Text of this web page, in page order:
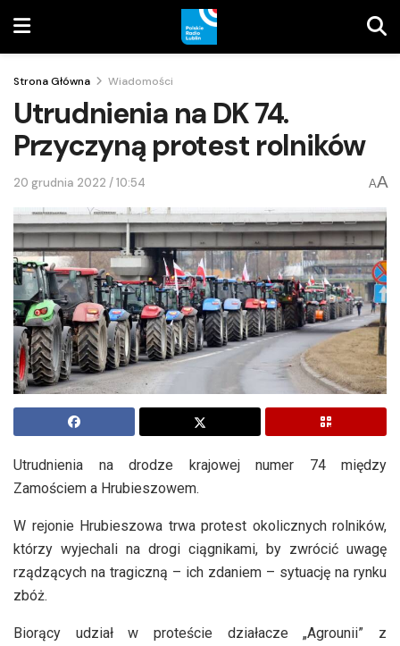
Strona Główna Wiadomości
Utrudnienia na DK 74.
Przyczyną protest rolników
20 grudnia 2022 / 10:54 AA
Utrudnienia na drodze krajowej numer 74 między
Zamościem a Hrubieszowem.
W rejonie Hrubieszowa trwa protest okolicznych rolników,
którzy wyjechali na drogi ciągnikami, by zwrócić uwagę
rządzących na tragiczną – ich zdaniem – sytuację na rynku
zbóż.
Biorący udział w proteście działacze „Agrounii” z